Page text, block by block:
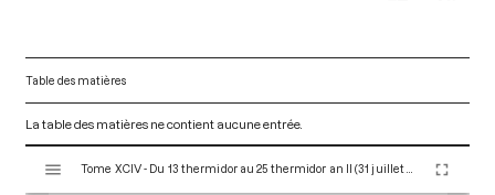
Table des matières
La table des matières ne contient aucune entrée.